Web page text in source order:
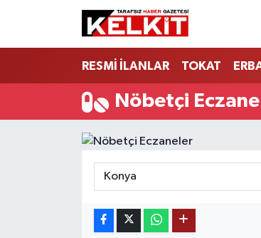
RESMİ İLANLAR TOKAT
Nöbetçi